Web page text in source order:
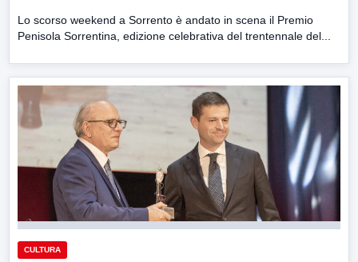
Lo scorso weekend a Sorrento è andato in scena il Premio
Penisola Sorrentina, edizione celebrativa del trentennale del...
CULTURA